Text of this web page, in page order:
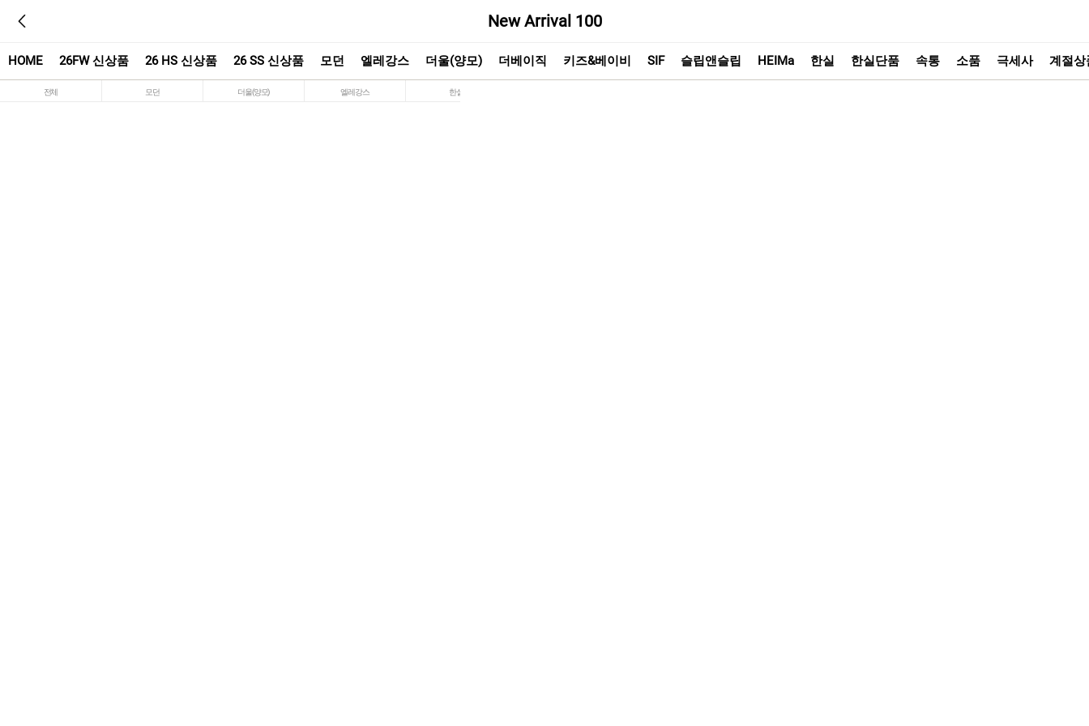
New Arrival 100
HOME 26FW 신상품 26 HS 신상품 26 SS 신상품 모던 엘레강스 더울(양모) 더베이직 키즈&베이비 SIF 슬립앤슬립 HEIMa 한실 한실단품 속통 소품 극세사 계절상
전체 모던 더울(양모) 엘레강스 한실